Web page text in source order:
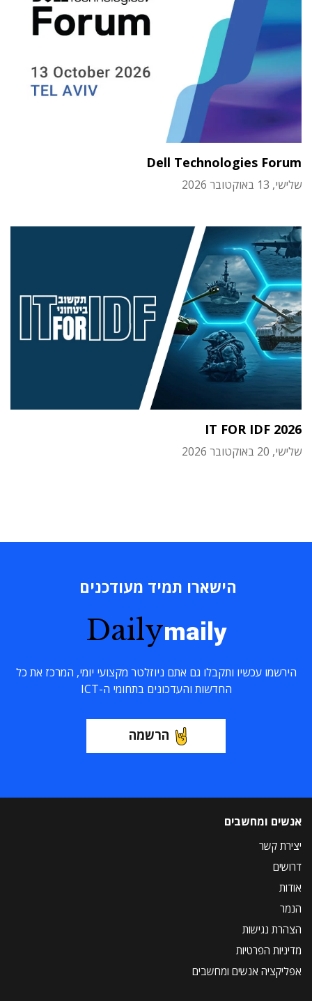
Dell Technologies Forum
שלישי, 13 באוקטובר 2026
IT FOR IDF 2026
שלישי, 20 באוקטובר 2026
הישארו תמיד מעודכנים
Dailymaily
הירשמו עכשיו ותקבלו גם אתם ניוזלטר מקצועי יומי, המרכז את כל
החדשות והעדכונים בתחומי ה-ICT
הרשמה
אנשים ומחשבים
יצירת קשר
דרושים
אודות
הנמר
הצהרת נגישות
מדיניות הפרטיות
אפליקציה אנשים ומחשבים